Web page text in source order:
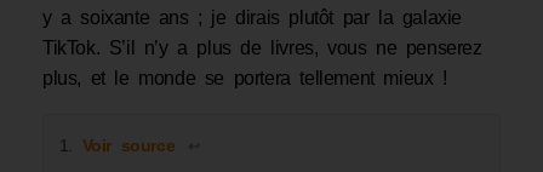
y a soixante ans ; je dirais plutôt par la galaxie
TikTok. S’il n’y a plus de livres, vous ne penserez
plus, et le monde se portera tellement mieux !
Voir source